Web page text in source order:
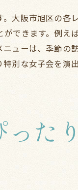
大阪市旭区の各
できます。例え
ューは、季節の
別な女子会を演
た